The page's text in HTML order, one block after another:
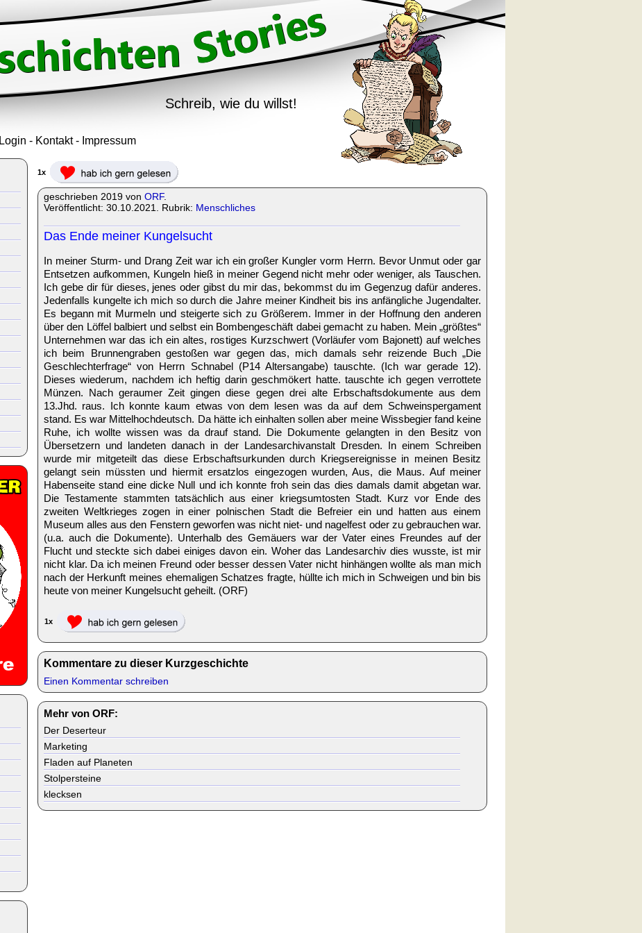
Schreib, wie du willst!
Login - Kontakt- Impressum
1x
geschrieben 2019 von ORF.
Veröffentlicht: 30.10.2021. Rubrik: Menschliches
Das Ende meiner Kungelsucht
In meiner Sturm- und Drang Zeit war ich ein großer Kungler vorm Herrn. Bevor Unmut oder gar
Entsetzen aufkommen, Kungeln hieß in meiner Gegend nicht mehr oder weniger, als Tauschen.
Ich gebe dir für dieses, jenes oder gibst du mir das, bekommst du im Gegenzug dafür anderes.
Jedenfalls kungelte ich mich so durch die Jahre meiner Kindheit bis ins anfängliche Jugendalter.
Es begann mit Murmeln und steigerte sich zu Größerem. Immer in der Hoffnung den anderen
über den Löffel balbiert und selbst ein Bombengeschäft dabei gemacht zu haben. Mein „größtes“
Unternehmen war das ich ein altes, rostiges Kurzschwert (Vorläufer vom Bajonett) auf welches
ich beim Brunnengraben gestoßen war gegen das, mich damals sehr reizende Buch „Die
Geschlechterfrage“ von Herrn Schnabel (P14 Altersangabe) tauschte. (Ich war gerade 12).
Dieses wiederum, nachdem ich heftig darin geschmökert hatte. tauschte ich gegen verrottete
Münzen. Nach geraumer Zeit gingen diese gegen drei alte Erbschaftsdokumente aus dem
13.Jhd. raus. Ich konnte kaum etwas von dem lesen was da auf dem Schweinspergament
stand. Es war Mittelhochdeutsch. Da hätte ich einhalten sollen aber meine Wissbegier fand keine
Ruhe, ich wollte wissen was da drauf stand. Die Dokumente gelangten in den Besitz von
Übersetzern und landeten danach in der Landesarchivanstalt Dresden. In einem Schreiben
wurde mir mitgeteilt das diese Erbschaftsurkunden durch Kriegsereignisse in meinen Besitz
gelangt sein müssten und hiermit ersatzlos eingezogen wurden, Aus, die Maus. Auf meiner
Habenseite stand eine dicke Null und ich konnte froh sein das dies damals damit abgetan war.
Die Testamente stammten tatsächlich aus einer kriegsumtosten Stadt. Kurz vor Ende des
zweiten Weltkrieges zogen in einer polnischen Stadt die Befreier ein und hatten aus einem
Museum alles aus den Fenstern geworfen was nicht niet- und nagelfest oder zu gebrauchen war.
(u.a. auch die Dokumente). Unterhalb des Gemäuers war der Vater eines Freundes auf der
Flucht und steckte sich dabei einiges davon ein. Woher das Landesarchiv dies wusste, ist mir
nicht klar. Da ich meinen Freund oder besser dessen Vater nicht hinhängen wollte als man mich
nach der Herkunft meines ehemaligen Schatzes fragte, hüllte ich mich in Schweigen und bin bis
heute von meiner Kungelsucht geheilt. (ORF)
1x
Kommentare zu dieser Kurzgeschichte
Einen Kommentar schreiben
Mehr von ORF:
Der Deserteur
Marketing
Fladen auf Planeten
Stolpersteine
klecksen